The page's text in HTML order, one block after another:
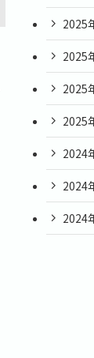
2025
2025
2025
2025
2024
2024
2024